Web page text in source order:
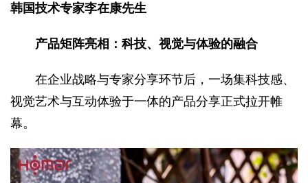
韩国技术专家李在康先生
产品矩阵亮相：科技、视觉与体验的融合
在企业战略与专家分享环节后，一场集科技感、
视觉艺术与互动体验于一体的产品分享正式拉开帷
幕。